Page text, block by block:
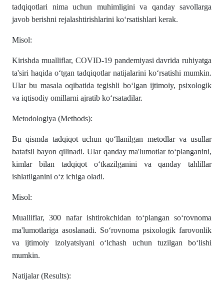
tadqiqotlari nima uchun muhimligini va qanday savollarga
javob berishni rejalashtirishlarini koʻrsatishlari kerak.
Misol:
Kirishda mualliflar, COVID-19 pandemiyasi davrida ruhiyatga
ta'siri haqida oʻtgan tadqiqotlar natijalarini koʻrsatishi mumkin.
Ular bu masala oqibatida tegishli boʻlgan ijtimoiy, psixologik
va iqtisodiy omillarni ajratib koʻrsatadilar.
Metodologiya (Methods):
Bu qismda tadqiqot uchun qoʻllanilgan metodlar va usullar
batafsil bayon qilinadi. Ular qanday ma'lumotlar toʻplanganini,
kimlar bilan tadqiqot oʻtkazilganini va qanday tahlillar
ishlatilganini oʻz ichiga oladi.
Misol:
Mualliflar, 300 nafar ishtirokchidan toʻplangan soʻrovnoma
ma'lumotlariga asoslanadi. Soʻrovnoma psixologik farovonlik
va ijtimoiy izolyatsiyani oʻlchash uchun tuzilgan boʻlishi
mumkin.
Natijalar (Results):